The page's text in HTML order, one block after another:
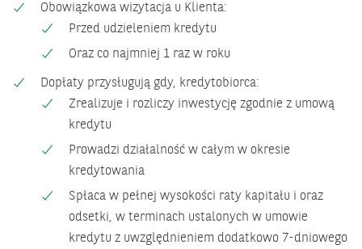
Obowiązkowa wizytacja u Klienta:
Przed udzieleniem kredytu
Oraz co najmniej 1 raz w roku
Dopłaty przysługują gdy, kredytobiorca:
Zrealizuje i rozliczy inwestycję zgodnie z umową
kredytu
Prowadzi działalność w całym w okresie
kredytowania
Spłaca w pełnej wysokości raty kapitału i oraz
odsetki, w terminach ustalonych w umowie
kredytu z uwzględnieniem dodatkowo 7-dniowego